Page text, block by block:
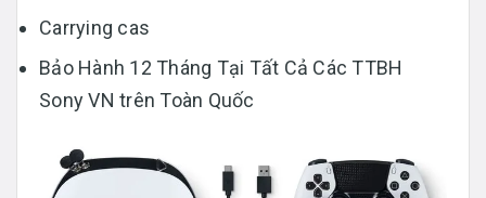
Carrying cas
Bảo Hành 12 Tháng Tại Tất Cả Các TTBH
Sony VN trên Toàn Quốc